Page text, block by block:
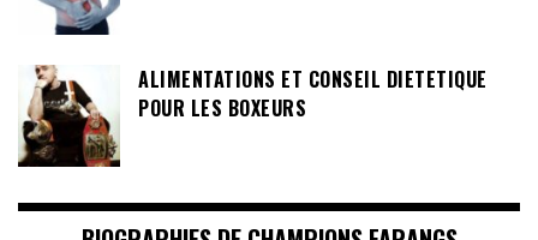
ALIMENTATIONS ET CONSEIL DIETETIQUE
POUR LES BOXEURS